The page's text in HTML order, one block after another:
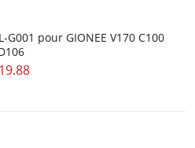
G001 pour GIONEE V170 C100